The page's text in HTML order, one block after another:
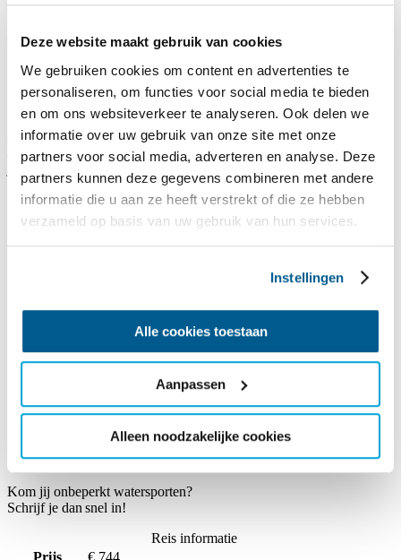
Deze website maakt gebruik van cookies
We gebruiken cookies om content en advertenties te
personaliseren, om functies voor social media te bieden
en om ons websiteverkeer te analyseren. Ook delen we
informatie over uw gebruik van onze site met onze
partners voor social media, adverteren en analyse. Deze
partners kunnen deze gegevens combineren met andere
informatie die u aan ze heeft verstrekt of die ze hebben
verzameld op basis van uw gebruik van hun services.
Instellingen
Alle cookies toestaan
Aanpassen
Alleen noodzakelijke cookies
Op ons watersporteiland Robinson Crusoe zijn twee ervaren
vrijwilligers je helpen bij de watersportactiviteiten en dagelijkse
ook zeker mogelijk! Hier zijn geen extra kosten aan verbonden.
Betaalbaar en o.b.v. volpension
Een volledig verzorgde, aangepaste vakantie bij SailWise is niet
duurder dan een watersportvakantie voor mensen zonder beperking.
Je betaalt maar ongeveer 50% van de kostprijs. De meerkosten voor
jouw vakantie op Robinson Crusoe zijn voor rekening van SailWise.
Zo houden we onze watersportactiviteiten niet alleen fysiek
toegankelijk, maar ook in financieel opzicht. Onze
watersportvakanties zijn o.b.v. volpension:
Meerdaagse watersportvakantie
Gebruik van al het watersportmateriaal op Robinson Crusoe
Overnachting in de gerenoveerde groepsaccommodatie
Eten en drinken (excl. alcoholische dranken)
Brandstof- en vaarkosten
Eindschoonmaak
Kom jij onbeperkt watersporten?
Schrijf je dan snel in!
Reis informatie
Prijs
€ 744